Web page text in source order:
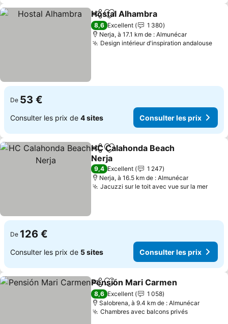
PartagerAjouter à mes favoris
Hostal Alhambra
8,6 Excellent
1 380
Nerja, à 17.1 km de : Almunécar
Design intérieur d'inspiration andalouse
De 53 €
Consulter les prix de 4 sites Consulter les prix
PartagerAjouter à mes favoris
HC Calahonda Beach
Nerja
Consulter les prix
9,4 Excellent
1 247
Nerja, à 16.5 km de : Almunécar
Jacuzzi sur le toit avec vue sur la mer
De 126 €
Consulter les prix de 5 sites Consulter les prix
PartagerAjouter à mes favoris
Pensión Mari Carmen
8,6 Excellent
1 058
Salobrena, à 9.4 km de : Almunécar
Chambres avec balcons privésConsulter